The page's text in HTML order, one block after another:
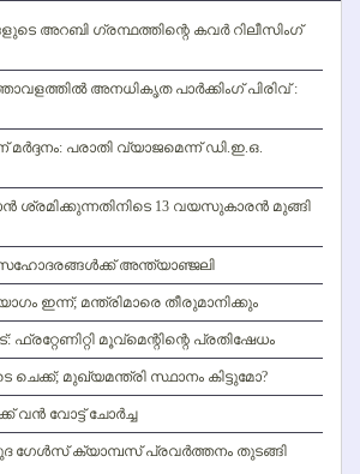
അറബി ഗ്രന്ഥത്തിന്റെ കവര്‍ റിലീസിംഗ്
അനധികൃത പാര്‍ക്കിംഗ് പിരിവ് :
പരാതി വ്യാജമെന്ന് ഡി.ഇ.ഒ.
ശ്രമിക്കുന്നതിനിടെ 13 വയസുകാരന്‍ മുങ്ങി
അന്ത്യാഞ്ജലി
ഇന്ന്; മന്ത്രിമാരെ തീരുമാനിക്കും
ഫ്രറ്റേണിറ്റി മൂവ്‌മെന്റിന്റെ പ്രതിഷേധം
മുഖ്യമന്ത്രി സ്ഥാനം കിട്ടുമോ?
വന്‍ വോട്ട് ചോര്‍ച്ച
ഗേള്‍സ് ക്യാമ്പസ് പ്രവര്‍ത്തനം തുടങ്ങി